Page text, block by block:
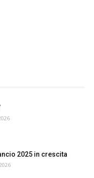
2025 in crescita